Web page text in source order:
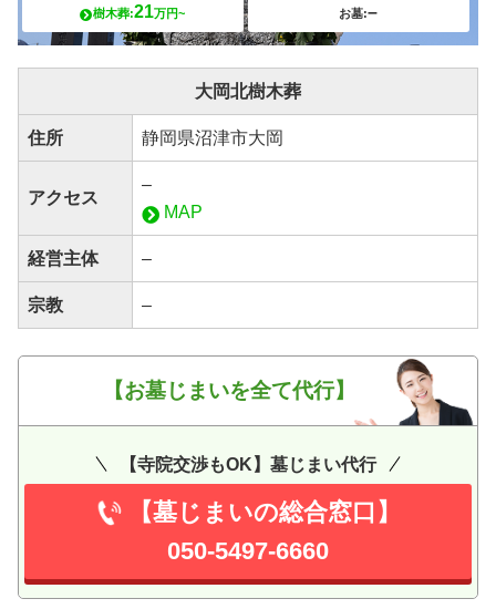
樹木葬:21万円~ お墓:–
大岡北樹木葬
住所 静岡県沼津市大岡
アクセス
–
MAP
経営主体 –
宗教 –
【お墓じまいを全て代行】
【寺院交渉もOK】墓じまい代行
【墓じまいの総合窓口】
050-5497-6660